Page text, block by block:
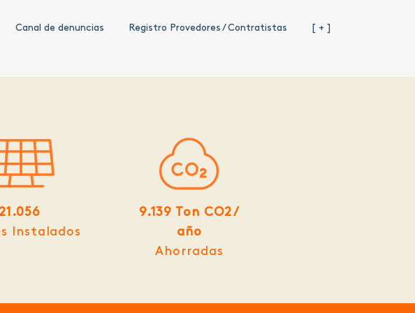
Canal de denuncias Registro Provedores / Contratistas [ + ]
21.056
Instalados
9.139 Ton CO2 /
año
Ahorradas